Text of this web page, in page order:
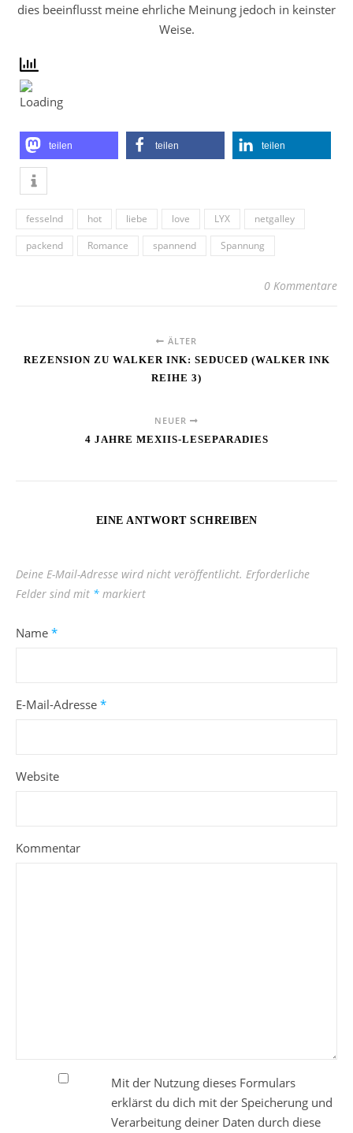
dies beeinflusst meine ehrliche Meinung jedoch in keinster
Weise.
teilen teilen teilen
fesselnd hot liebe love LYX
netgalley
packend
Romance spannend Spannung
0 Kommentare
ÄLTER
REZENSION ZU WALKER INK: SEDUCED (WALKER INK
REIHE 3)
NEUER
4 JAHRE MEXIIS-LESEPARADIES
EINE ANTWORT SCHREIBEN
Deine E-Mail-Adresse wird nicht veröffentlicht. Erforderliche
Felder sind mit * markiert
Name *
E-Mail-Adresse *
Website
Kommentar
Mit der Nutzung dieses Formulars
erklärst du dich mit der Speicherung und
Verarbeitung deiner Daten durch diese